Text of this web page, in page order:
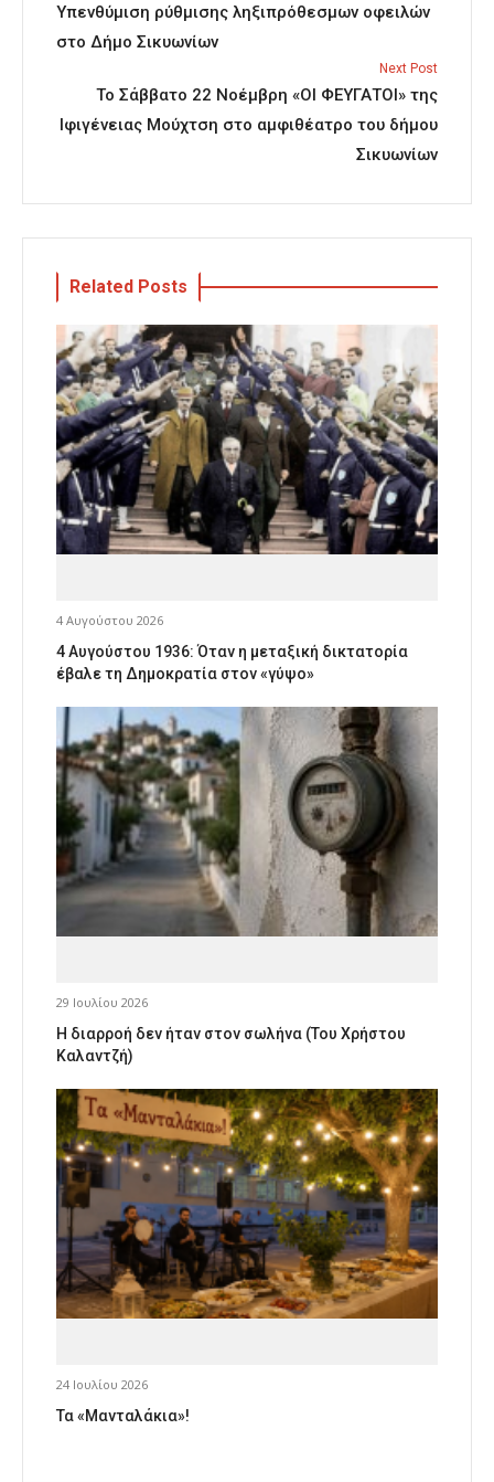
Υπενθύμιση ρύθμισης ληξιπρόθεσμων οφειλών
στο Δήμο Σικυωνίων
Next Post
Το Σάββατο 22 Νοέμβρη «ΟΙ ΦΕΥΓΑΤΟΙ» της
Ιφιγένειας Μούχτση στο αμφιθέατρο του δήμου
Σικυωνίων
Related Posts
4 Αυγούστου 2026
4 Αυγούστου 1936: Όταν η μεταξική δικτατορία
έβαλε τη Δημοκρατία στον «γύψο»
29 Ιουλίου 2026
Η διαρροή δεν ήταν στον σωλήνα (Του Χρήστου
Καλαντζή)
24 Ιουλίου 2026
Τα «Μανταλάκια»!